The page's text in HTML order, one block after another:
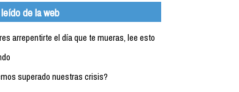
de la web
arrepentirte el día que te mueras, lee esto
superado nuestras crisis?